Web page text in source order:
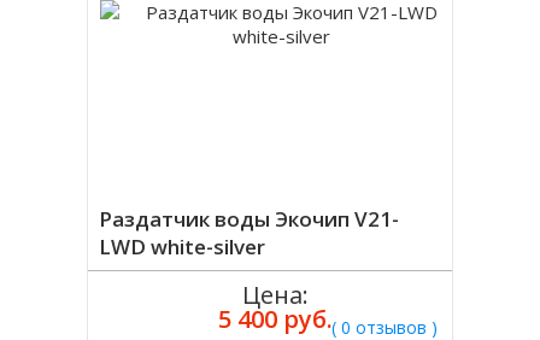
Раздатчик воды Экочип V21-
LWD white-silver
( 0 отзывов )
Цена:
5 400 руб.